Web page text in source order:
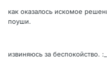
как оказалось искомое
поуши.
извиняюсь за беспокойство.